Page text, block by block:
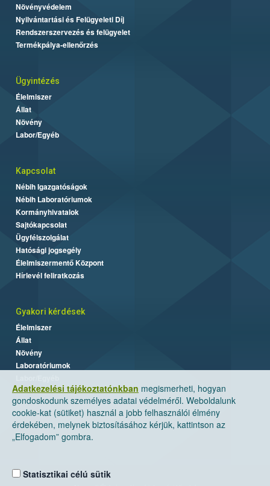
Adatkezelési tájékoztatónkban megismerheti, hogyan
gondoskodunk személyes adatai védelméről. Weboldalunk
cookie-kat (sütiket) használ a jobb felhasználói élmény
érdekében, melynek biztosításához kérjük, kattintson az
„Elfogadom” gombra.
Statisztikai célú sütik
Növényvédelem
Nyilvántartási és Felügyeleti Díj
Rendszerszervezés és felügyelet
Termékpálya-ellenőrzés
Ügyintézés
Élelmiszer
Állat
Növény
Labor/Egyéb
Kapcsolat
Nébih Igazgatóságok
Nébih Laboratóriumok
Kormányhivatalok
Sajtókapcsolat
Ügyfélszolgálat
Hatósági jogsegély
Élelmiszermentő Központ
Hírlevél feliratkozás
Gyakori kérdések
Élelmiszer
Állat
Növény
Laboratóriumok